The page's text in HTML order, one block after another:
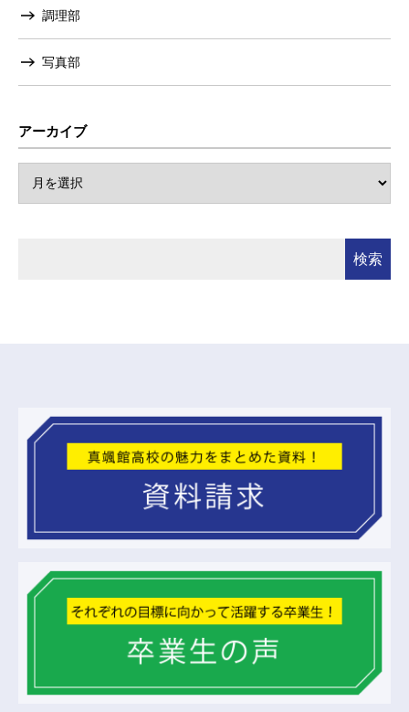
調理部
写真部
アーカイブ